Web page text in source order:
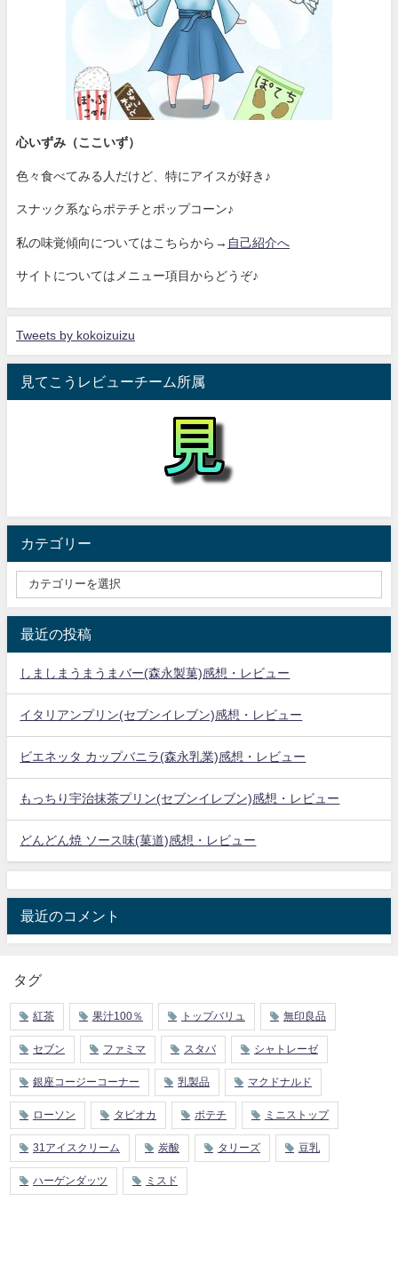
心いずみ（ここいず）
色々食べてみる人だけど、特にアイスが好き♪
スナック系ならポテチとポップコーン♪
私の味覚傾向についてはこちらから→ 自己紹介へ
サイトについてはメニュー項目からどうぞ♪
Tweets by kokoizuizu
見てこうレビューチーム所属
カテゴリー
最近の投稿
しましまうまうまバー(森永製菓)感想・レビュー
イタリアンプリン(セブンイレブン)感想・レビュー
ビエネッタ カップバニラ(森永乳業)感想・レビュー
もっちり宇治抹茶プリン(セブンイレブン)感想・レビュー
どんどん焼 ソース味(菓道)感想・レビュー
最近のコメント
タグ
紅茶 果汁100％ トップバリュ 無印良品
セブン ファミマ スタバ シャトレーゼ
銀座コージーコーナー 乳製品 マクドナルド
ローソン タピオカ ポテチ ミニストップ
31アイスクリーム 炭酸 タリーズ 豆乳
ハーゲンダッツ ミスド